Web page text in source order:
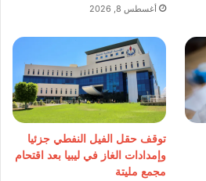
أغسطس 8, 2026
توقف حقل الفيل النفطي جزئيا
وإمدادات الغاز في ليبيا بعد اقتحام
مجمع مليتة